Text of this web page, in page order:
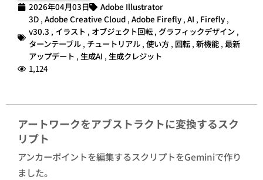
2026年04月03日
Adobe Illustrator
3D , Adobe Creative Cloud , Adobe Firefly , AI , Firefly ,
v30.3 , イラスト , オブジェクト回転 , グラフィックデザイン ,
ターンテーブル , チュートリアル , 使い方 , 回転 , 新機能 , 最新
アップデート , 生成AI , 生成クレジット
1,124
アートワークをアブストラクトに変換するスク
リプト
アンカーポイントを編集するスクリプトをGeminiで作り
ました。